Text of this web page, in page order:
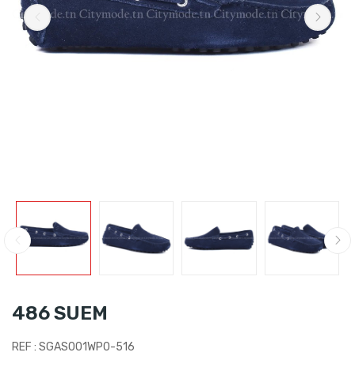
486 SUEM
REF : SGAS001WP0-516